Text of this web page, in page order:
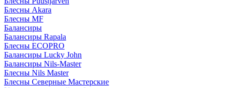
Блесны Akara
Блесны MF
Балансиры
Балансиры Rapala
Блесны ECOPRO
Балансиры Lucky John
Балансиры Nils-Master
Блесны Nils Master
Блесны Северные Мастерские